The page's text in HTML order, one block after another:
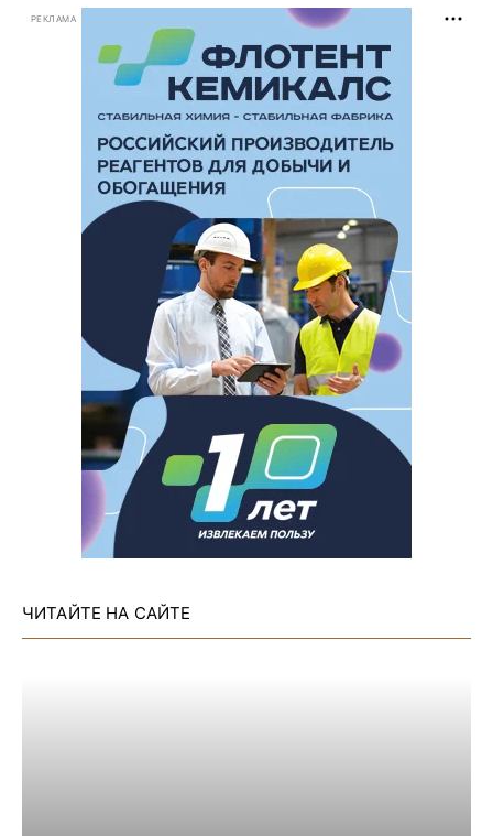
РЕКЛАМА
ЧИТАЙТЕ НА САЙТЕ